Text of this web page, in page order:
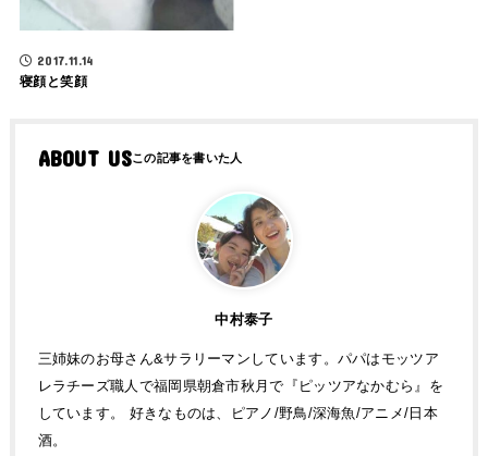
2017.11.14
寝顔と笑顔
ABOUT US
中村泰子
三姉妹のお母さん&サラリーマンしています。パパはモッツア
レラチーズ職人で福岡県朝倉市秋月で『ピッツアなかむら』を
しています。 好きなものは、ピアノ/野鳥/深海魚/アニメ/日本
酒。